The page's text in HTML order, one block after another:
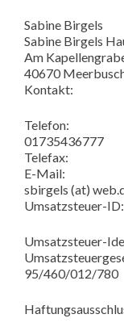
Sabine Birgels
Sabine Birgels
Am
40670
Kontakt:
Telefon:
01735436777
Telefax:
E-Mail:
sbirgels (at)
Umsatzsteuer-ID:
Umsatzsteuer-
95/460/012/780